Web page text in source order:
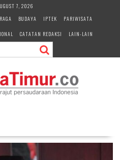
7, 2026
BUDAYA IPTEK
PARIWISATA
CATATAN REDAKSI LAIN-LAIN